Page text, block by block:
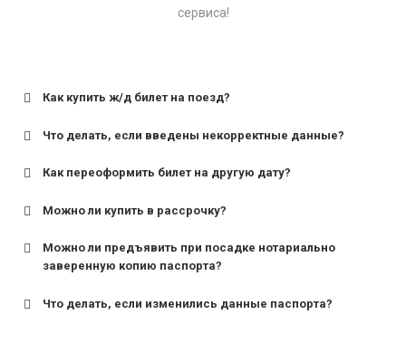
сервиса!
Как купить ж/д билет на поезд?
Что делать, если введены некорректные данные?
Как переоформить билет на другую дату?
Можно ли купить в рассрочку?
Можно ли предъявить при посадке нотариально
заверенную копию паспорта?
Что делать, если изменились данные паспорта?